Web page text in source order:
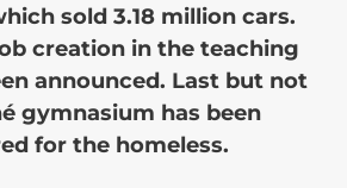
sold 3.18 million cars.
creation in the teaching
announced. Last but not
gymnasium has been
for the homeless.